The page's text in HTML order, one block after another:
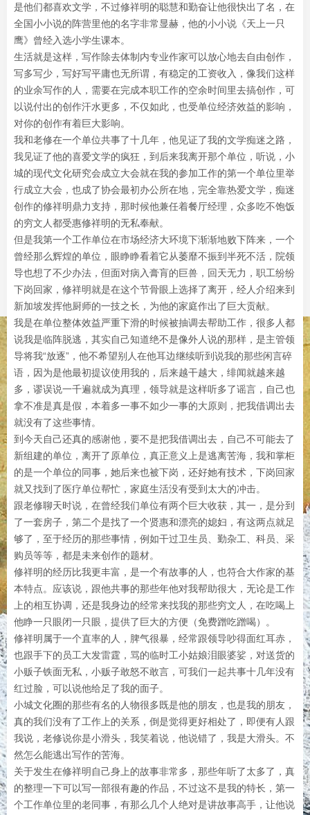
是他们都喜欢文学，不过修祥明的聪慧和勤奋让他很快出了名，在
全国小小说的阵营里他的名字非常显赫，他的小小说《天上一只
鹰》曾经入选小学生课本。
生活就是这样，写作除去体制内专业作家可以放心地去自由创作，
写多写少，写好写平庸也无所谓，有稳定的工资收入，像我们这样
的业余写作的人，需要在完成本职工作的空余时间里去搞创作，可
以说付出的创作汗水更多，不仅如此，也受单位经济效益的影响，
对你的创作有着巨大影响。
我和老修在一个单位共事了十几年，他见证了我的文学痴迷之路，
我见证了他的喜爱文学的疯狂，到后来我离开那个单位，听说，小
城的现代文化研究会成立大会就在我的参加工作的第一个单位里举
行成立大会，也成了协会最初办公所在地，完全靠热爱文学，痴迷
创作的修祥明鼎力支持，那时候他兼任着餐厅经理，众多吃不饱饭
的穷文人都受惠修祥明的无私奉献。
但是我第一个工作单位在市场经济大环境下渐渐地败下阵来，一个
曾经那么辉煌的单位，眼睁睁看着它从萎靡不振到半死不活，院领
导也想了不少办法，但面对病入膏肓的巨兽，回天无力，职工纷纷
下岗回家，修祥明就是在这个节骨眼上选择了离开，经人介绍来到
新加坡发挥他厨师的一技之长，为他的家庭作出了巨大贡献。
我是在单位整体效益严重下滑的时候被抽调去帮助工作，很多人都
说我是临阵脱逃，其实自己知道绝不是像外人说的那样，是主管领
导将我“放逐”，他不希望别人在他耳边继续听到说我的那些闲言碎
语，因为是他最初提议使用我的，后来越干越大，绯闻就越来越
多，谬误说一千遍就成为真理，领导就是这样听多了谣言，自己也
拿不准是真是假，本着多一事不如少一事的大原则，把我借调出去
就没有了这些事情。
到今天自己还真的感谢他，要不是把我借调出去，自己不可能去了
新组建的单位，离开了原单位，真正意义上是逃离苦海，我和掌柜
的是一个单位的同事，她后来也被下岗，还好她有技术，下岗回家
就又找到了医疗单位帮忙，家庭生活没有受到太大的冲击。
跟老修聊天时说，在曾经我们单位有两个巨大收获，其一，是分到
了一套房子，第二个是找了一个贤惠和漂亮的媳妇，有这两点就足
够了，至于经历的那些事情，例如干过卫生员、勤杂工、科员、采
购员等等，都是未来创作的题材。
修祥明的经历比我更丰富，是一个有故事的人，也符合大作家的基
本特点。应该说，跟他共事的那些年他对我帮助很大，无论是工作
上的相互协调，还是我身边的经常来找我的那些穷文人，在吃喝上
他睁一只眼闭一只眼，提供了巨大的方便（免费蹭吃蹭喝）。
修祥明属于一个直率的人，脾气很暴，经常跟领导吵得面红耳赤，
也跟手下的员工大发雷霆，骂的临时工小姑娘泪眼婆娑，对送货的
小贩子铁面无私，小贩子敢怒不敢言，可我们一起共事十几年没有
红过脸，可以说他给足了我的面子。
小城文化圈的那些有名的人物很多既是他的朋友，也是我的朋友，
真的我们没有了工作上的关系，倒是觉得更好相处了，即便有人跟
我说，老修说你是小滑头，我笑着说，他说错了，我是大滑头。不
然怎么能逃出写作的苦海。
关于发生在修祥明自己身上的故事非常多，那些年听了太多了，真
的整理一下可以写一部很有趣的作品，不过这不是我的特长，第一
个工作单位里的老同事，有那么几个人绝对是讲故事高手，让他说